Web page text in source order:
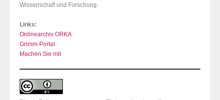
Wissenschaft und Forschung.
Links:
Onlinearchiv ORKA
Grimm-Portal
Machen Sie mit